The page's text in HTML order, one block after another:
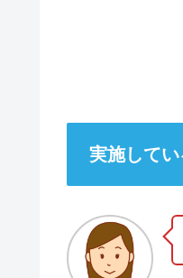
実施して